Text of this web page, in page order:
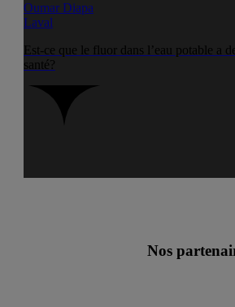
Oumar Diapa
Laval
Est-ce que le fluor dans l’eau potable a
santé?
Nos